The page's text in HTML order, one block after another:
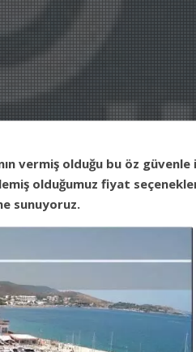
vermiş olduğu bu öz güvenle
olduğumuz fiyat
sunuyoruz.